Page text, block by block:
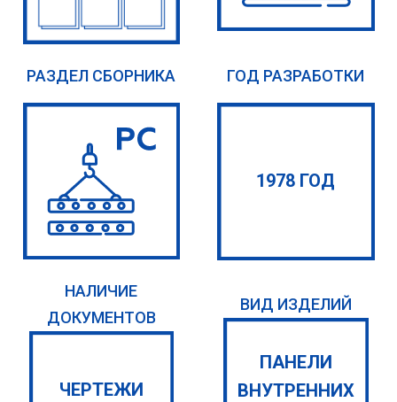
РАЗДЕЛ СБОРНИКА ГОД РАЗРАБОТКИ
1978 ГОД
НАЛИЧИЕ
ДОКУМЕНТОВ
ЧЕРТЕЖИ
ВИД ИЗДЕЛИЙ
ПАНЕЛИ
ВНУТРЕННИХ